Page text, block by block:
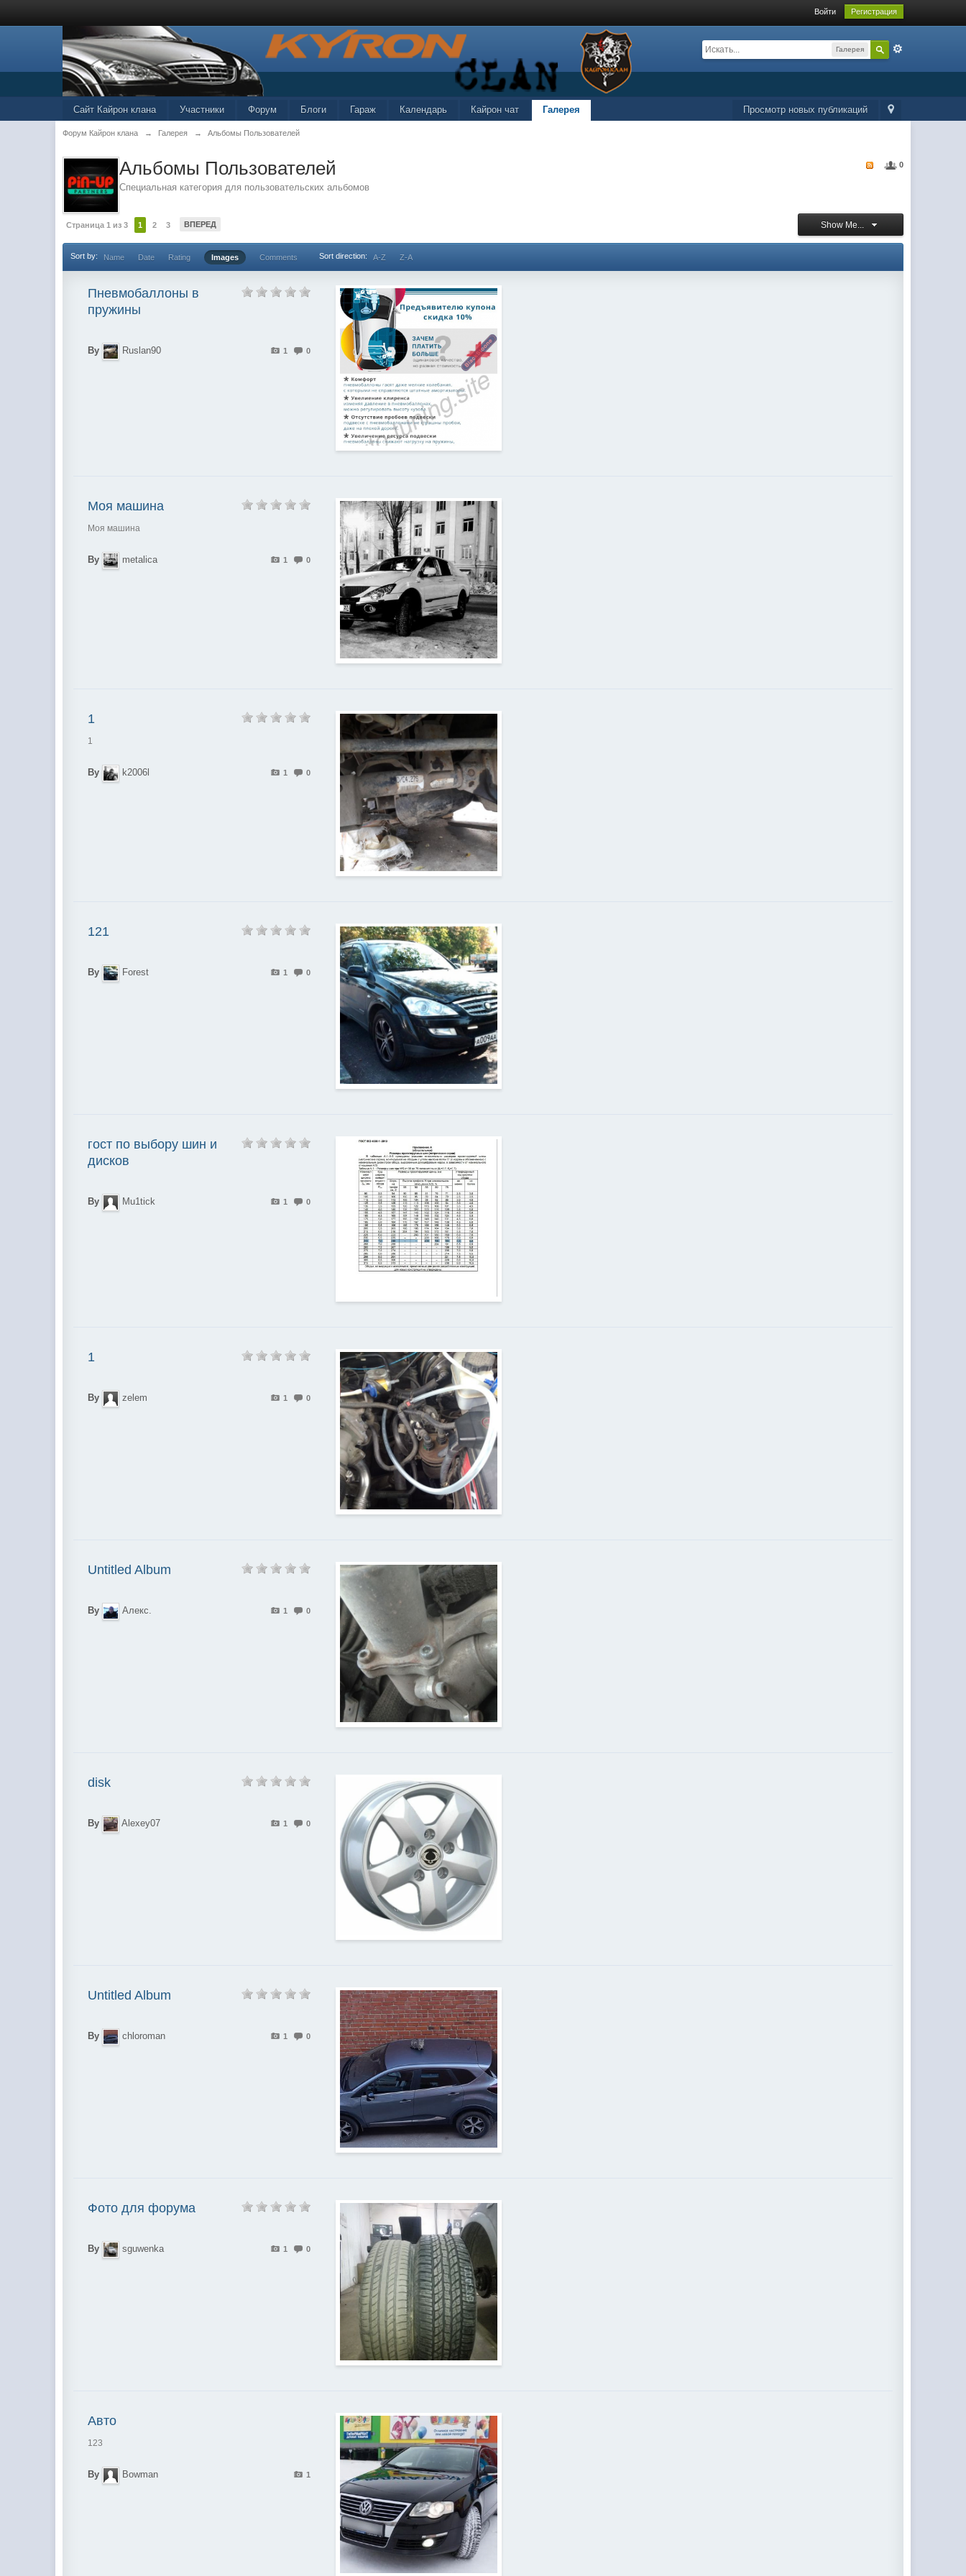
Войти Регистрация
Галерея
Просмотр новых публикаций
Сайт Кайрон клана Участники Форум Блоги Гараж Календарь Кайрон чат Галерея
Форум Кайрон клана → Галерея → Альбомы Пользователей
0
Альбомы Пользователей
Специальная категория для пользовательских альбомов
Страница 1 из 3 1 2 3 ВПЕРЕД Show Me...
Sort by: Name Date Rating Images Comments Sort direction: A-Z Z-A
Пневмобаллоны в
пружины
1 0
By Ruslan90
Моя машина
Моя машина
1 0
By metalica
1
1
1 0
By k2006l
121
1 0
By Forest
гост по выбору шин и
дисков
1 0
By Mu1tick
1
1 0
By zelem
Untitled Album
1 0
By Алекс.
disk
1 0
By Alexey07
Untitled Album
1 0
By chloroman
Фото для форума
1 0
By sguwenka
Авто
123
1
By Bowman